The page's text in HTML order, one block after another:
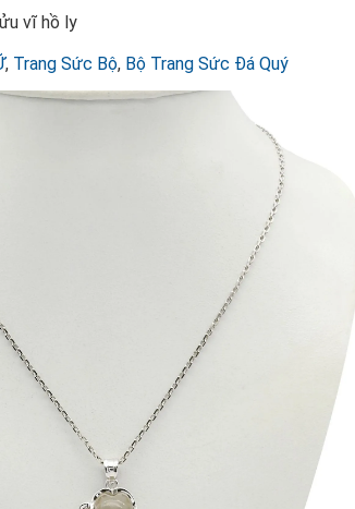
vĩ hồ ly
, Trang Sức Bộ, Bộ Trang Sức Đá Quý